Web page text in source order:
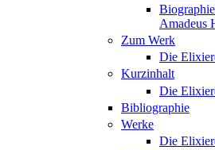
Amadeus
Zum Werk
Die
Kurzinhalt
Die
Bibliographie
Werke
Die